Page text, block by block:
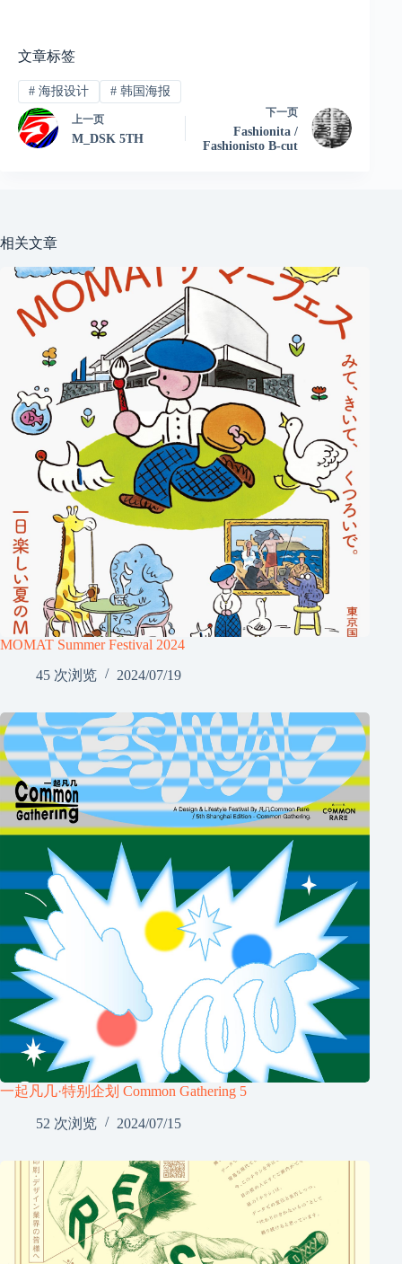
文章标签
#海报设计 #韩国海报
上一页
M_DSK 5TH
下一页
Fashionita /
Fashionisto B-cut
相关文章
MOMAT Summer Festival 2024
45 次浏览
2024/07/19
一起凡几·特别企划 Common Gathering 5
52 次浏览 2024/07/15